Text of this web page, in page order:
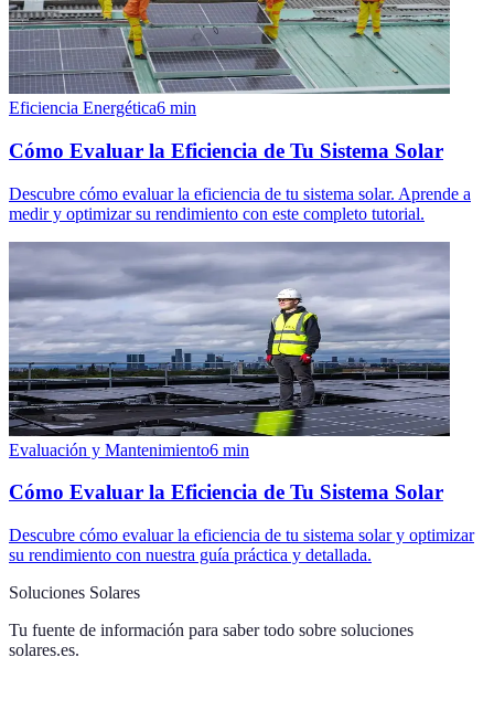
Eficiencia Energética6 min
Cómo Evaluar la Eficiencia de Tu Sistema Solar
Descubre cómo evaluar la eficiencia de tu sistema solar. Aprende a
medir y optimizar su rendimiento con este completo tutorial.
Evaluación y Mantenimiento6 min
Cómo Evaluar la Eficiencia de Tu Sistema Solar
Descubre cómo evaluar la eficiencia de tu sistema solar y optimizar
su rendimiento con nuestra guía práctica y detallada.
Soluciones Solares
Tu fuente de información para saber todo sobre soluciones
solares.es.